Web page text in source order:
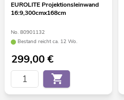
EUROLITE Projektionsleinwand
16:9,300cmx168cm
No. 80901132
Bestand reicht ca. 12 Wo.
299,00€